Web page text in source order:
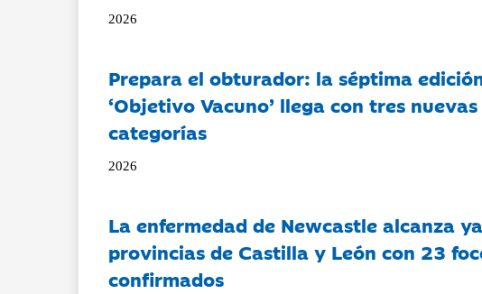
2026
Prepara el obturador: la séptima
‘Objetivo Vacuno’ llega con tres nuevas
categorías
2026
La enfermedad de Newcastle alcanza
provincias de Castilla y León con 23
confirmados